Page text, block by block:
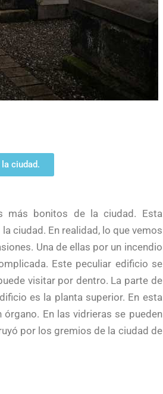
ciudad.
más bonitos de la ciudad. Esta
ciudad. En realidad, lo que vemos
Una de ellas por un incendio
Este peculiar edificio se
visitar por dentro. La parte de
es la planta superior. En esta
órgano. En las vidrieras se pueden
por los gremios de la ciudad de